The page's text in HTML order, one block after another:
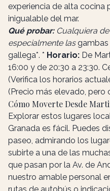
experiencia de alta cocina
inigualable del mar.
Qué probar:Cualquiera
especialmente lasgambas
gallega*. * Horario: De
16:00 y de 20:30 a 23:30.
(Verifica los horarios
(Precio más elevado, pero
Cómo Moverte Desde
Explorar estos lugares
Granada es fácil. Puedes
paseo, admirando los
subirte a una de las
que pasan por la Av. de
nuestro amable personal